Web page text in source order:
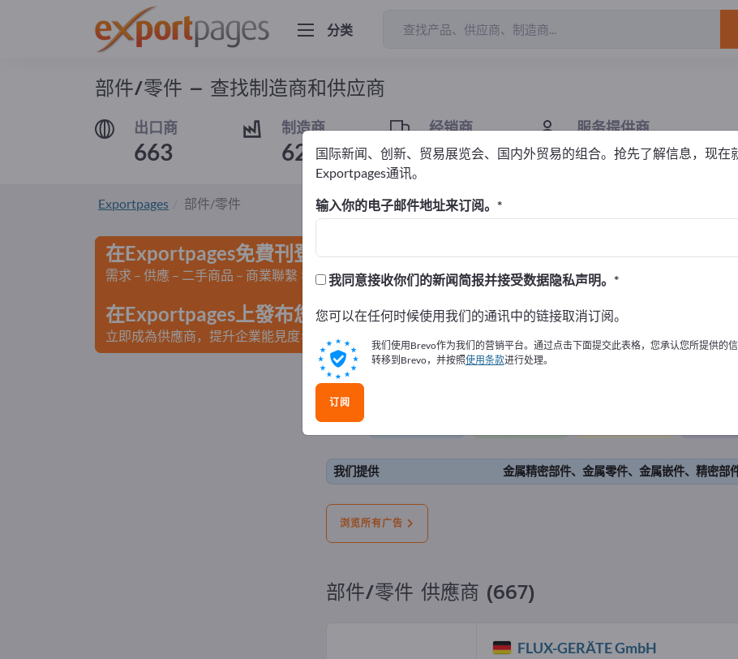
分类
部件/零件 – 查找制造商和供应商
出口商
663
制造商
623
经销商
37
服务提供商
3
出口商
Exportpages 部件/零件
在Exportpages免費刊登廣告！
需求 – 供應 – 二手商品 – 商業聯繫 >> 由此開始
在Exportpages上發布您的公司與產品資訊。
立即成為供應商，提升企業能見度>> 點此發布資訊
广告
我们提供 金属精密部件、金属零件、金属嵌件、精密部
浏览所有广告
部件/零件 供應商 (667)
FLUX-GERÄTE GmbH
国际新闻、创新、贸易展览会、国内外贸易的组合。抢先了解信息，现在
Exportpages通讯。
输入你的电子邮件地址来订阅。
我同意接收你们的新闻简报并接受数据隐私声明。
您可以在任何时候使用我们的通讯中的链接取消订阅。
我们使用Brevo作为我们的营销平台。通过点击下面提交此表格，您承认您所提供的
转移到Brevo，并按照使用条款进行处理。
订阅